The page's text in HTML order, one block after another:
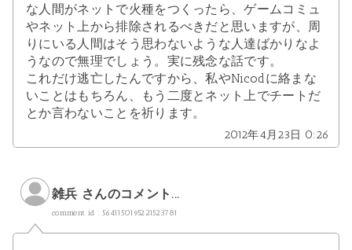
な人間がネットで火種をつくったら、ゲームコミュ
やネット上から排除されるべきだと思いますが、周
りにいる人間はそう思わないような人達ばかりなよ
うなので無理でしょう。実に残念な話です。
これだけ逃亡したんですから、私やNicodに絡まな
いことはもちろん、もう二度とネット上でチートだ
とか言わないことを祈ります。
2012年4月23日 0:26
雑兵 さんのコメント...
comment id : 5641150195221523781